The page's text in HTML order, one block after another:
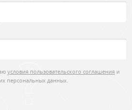
условия пользовательского соглашения и
персональных данных.